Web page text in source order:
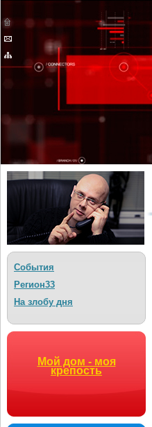
События
Регион33
На злобу дня
Мой дом - моя
крепость